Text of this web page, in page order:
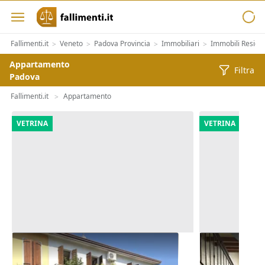
Fallimenti.it > Veneto > Padova Provincia > Immobiliari > Immobili
Appartamento
Padova
Filtra
Fallimenti.it > Appartamento
VETRINA
Asta Abitazione cielo terra con
cortile e cantina
VETRINA
Asta
giardinetto